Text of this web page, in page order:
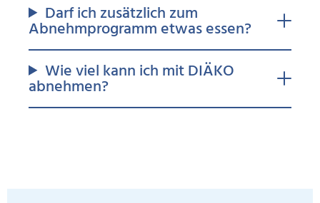
Darf ich zusätzlich zum
Abnehmprogramm etwas essen?
Wie viel kann ich mit DIÄKO
abnehmen?